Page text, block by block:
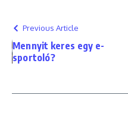
Previous Article
Mennyit keres egy e-
sportoló?